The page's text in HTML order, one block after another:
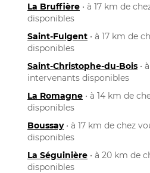
La Bruffière • à 17 km de
disponibles
Saint-Fulgent • à 17 km de
disponibles
Saint-Christophe-du-Bois •
intervenants disponibles
La Romagne • à 14 km de
disponibles
Boussay• à 17 km de chez
disponibles
La Séguinière • à 20 km de
disponibles